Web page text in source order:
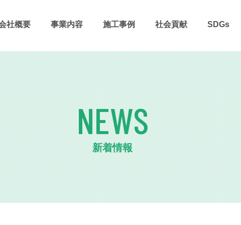
社概要 事業内容 施⼯事例 社会貢献 SDGs
NEWS
新着情報